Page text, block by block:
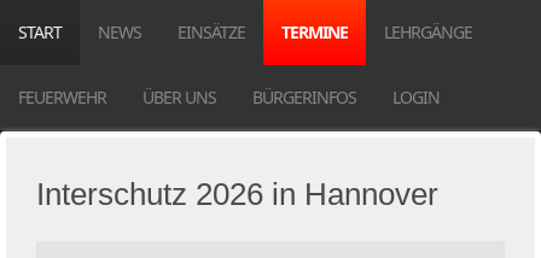
START NEWS EINSÄTZE TERMINE LEHRGÄNGE
FEUERWEHR ÜBER UNS BÜRGERINFOS LOGIN
Interschutz 2026 in Hannover